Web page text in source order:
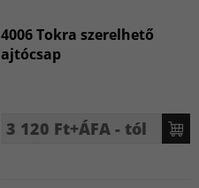
4006 Tokra szerelhető
ajtócsap
3 120 Ft+ÁFA - tól